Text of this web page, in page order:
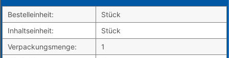
Bestelleinheit:
Stück
Inhaltseinheit:
Stück
Verpackungsmenge:
1